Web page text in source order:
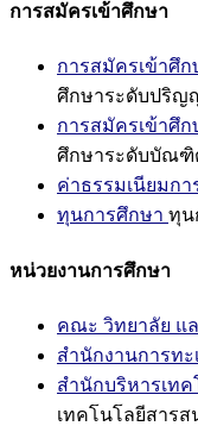
การสมัครเข้าศึกษา
การสมัครเข้าศึ
ศึกษาระดับปริ
การสมัครเข้าศึ
ศึกษาระดับบัณฑิ
ค่าธรรมเนียมกา
ทุนการศึกษา ทุน
หน่วยงานการศึกษา
คณะ วิทยาลัย แ
สำนักงานการทะ
สำนักบริหารเท
เทคโนโลยีสารส